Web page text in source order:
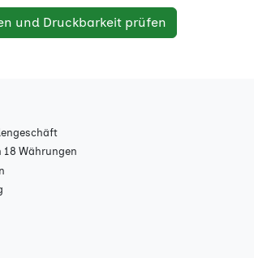
und Druckbarkeit prüfen
18 Währungen